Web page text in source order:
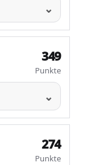
349
Punkte
274
Punkte